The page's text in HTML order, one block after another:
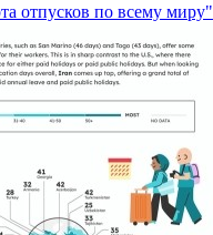
отпусков по всему миру"